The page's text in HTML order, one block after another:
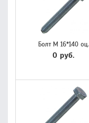
Болт М 16*140 оц.
0 руб.